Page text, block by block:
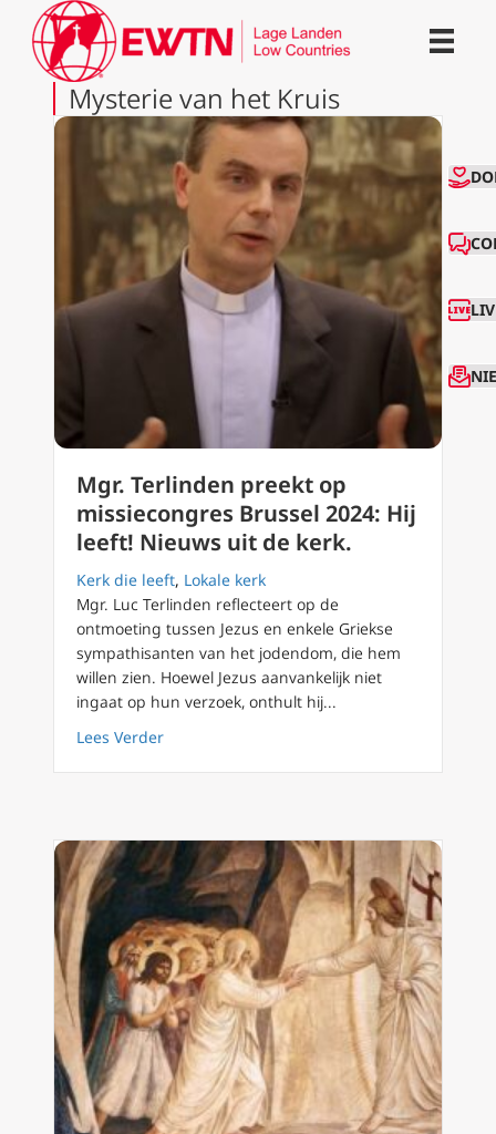
Mysterie van het Kruis
Mgr. Terlinden preekt op
missiecongres Brussel 2024: Hij
leeft! Nieuws uit de kerk.
Kerk die leeft, Lokale kerk
Mgr. Luc Terlinden reflecteert op de
ontmoeting tussen Jezus en enkele Griekse
sympathisanten van het jodendom, die hem
willen zien. Hoewel Jezus aanvankelijk niet
ingaat op hun verzoek, onthult hij...
Lees Verderabout Mgr. Terlinden preekt op